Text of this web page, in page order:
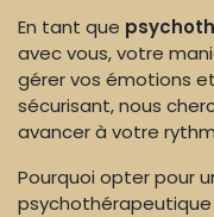
En tant que
avec vous, votre
gérer vos émotions
sécurisant, nous
avancer à votre
Pourquoi opter pour
psychothérapeutique